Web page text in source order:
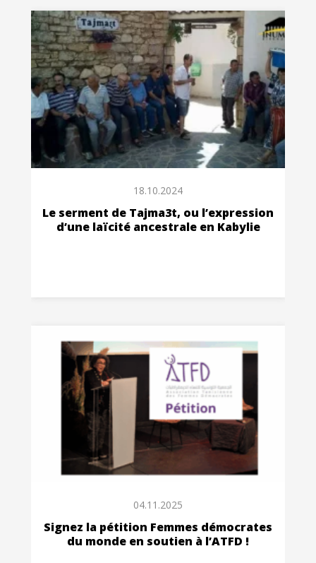
18.10.2024
Le serment de Tajma3t, ou l’expression
d’une laïcité ancestrale en Kabylie
04.11.2025
Signez la pétition Femmes démocrates
du monde en soutien à l’ATFD !